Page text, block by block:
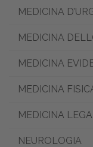
MEDICINA
MEDICINA
MEDICINA
MEDICINA
MEDICINA
NEUROLOGIA